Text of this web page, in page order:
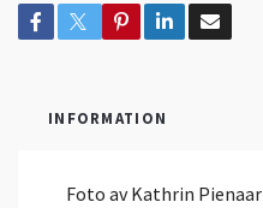
INFORMATION
Foto av Kathrin Pienaar